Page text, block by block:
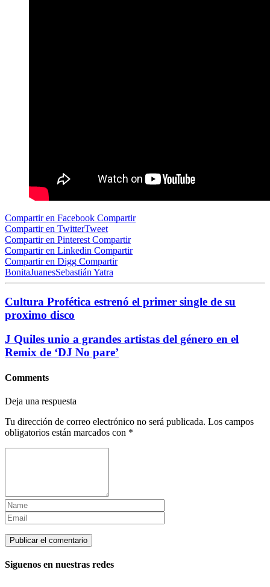
Compartir en Facebook Compartir
Compartir en TwitterTweet
Compartir en Pinterest Compartir
Compartir en Linkedin Compartir
Compartir en Digg Compartir
BonitaJuanesSebastián Yatra
Cultura Profética estrenó el primer single de su
proximo disco
J Quiles unio a grandes artistas del género en el
Remix de ‘DJ No pare’
Comments
Deja una respuesta
Tu dirección de correo electrónico no será publicada. Los campos
obligatorios están marcados con *
Siguenos en nuestras redes